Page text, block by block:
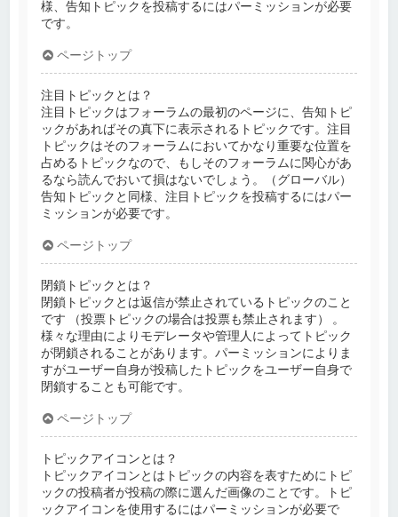
様、告知トピックを投稿するにはパーミッションが必要
です。
ページトップ
注目トピックとは？
注目トピックはフォーラムの最初のページに、告知トピ
ックがあればその真下に表示されるトピックです。注目
トピックはそのフォーラムにおいてかなり重要な位置を
占めるトピックなので、もしそのフォーラムに関心があ
るなら読んでおいて損はないでしょう。（グローバル）
告知トピックと同様、注目トピックを投稿するにはパー
ミッションが必要です。
ページトップ
閉鎖トピックとは？
閉鎖トピックとは返信が禁止されているトピックのこと
です （投票トピックの場合は投票も禁止されます） 。
様々な理由によりモデレータや管理人によってトピック
が閉鎖されることがあります。パーミッションによりま
すがユーザー自身が投稿したトピックをユーザー自身で
閉鎖することも可能です。
ページトップ
トピックアイコンとは？
トピックアイコンとはトピックの内容を表すためにトピ
ックの投稿者が投稿の際に選んだ画像のことです。トピ
ックアイコンを使用するにはパーミッションが必要で